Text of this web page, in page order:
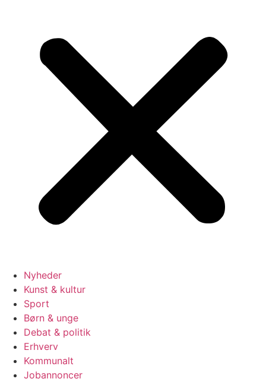
Nyheder
Kunst & kultur
Sport
Børn & unge
Debat & politik
Erhverv
Kommunalt
Jobannoncer